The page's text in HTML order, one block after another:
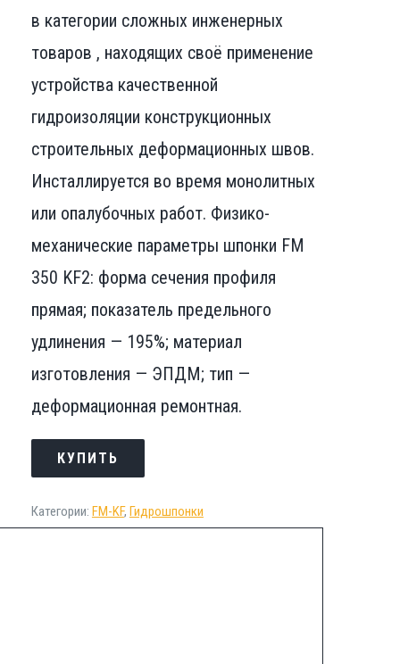
в категории сложных инженерных
товаров , находящих своё применение
устройства качественной
гидроизоляции конструкционных
строительных деформационных швов.
Инсталлируется во время монолитных
или опалубочных работ. Физико-
механические параметры шпонки FM
350 KF2: форма сечения профиля
прямая; показатель предельного
удлинения — 195%; материал
изготовления — ЭПДМ; тип —
деформационная ремонтная.
КУПИТЬ
Категории: FM-KF, Гидрошпонки